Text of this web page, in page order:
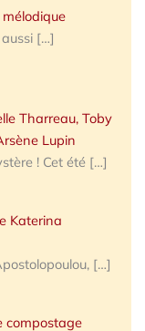
[…]
Tharreau, Toby
Lupin
! Cet été […]
Katerina
[…]
compostage